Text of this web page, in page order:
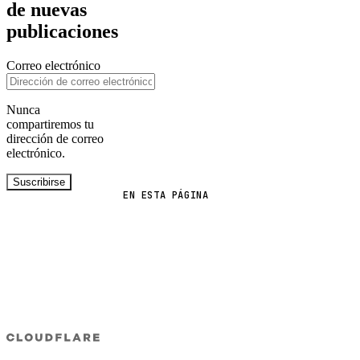
EN ESTA PÁGINA
de nuevas
publicaciones
Correo electrónico
Nunca
compartiremos tu
dirección de correo
electrónico.
Suscribirse